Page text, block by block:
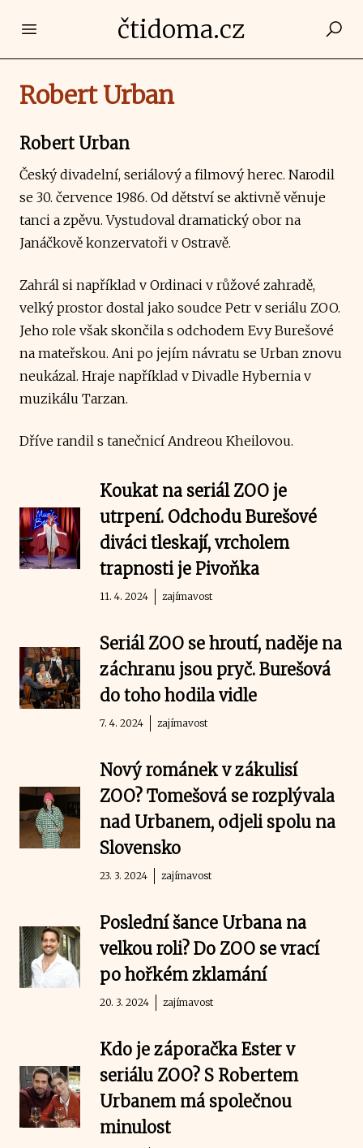
Open main menučtidoma.cz
Robert Urban
Robert Urban
Český divadelní, seriálový a filmový herec. Narodil
se 30. července 1986. Od dětství se aktivně věnuje
tanci a zpěvu. Vystudoval dramatický obor na
Janáčkově konzervatoři v Ostravě.
Zahrál si například v Ordinaci v růžové zahradě,
velký prostor dostal jako soudce Petr v seriálu ZOO.
Jeho role však skončila s odchodem Evy Burešové
na mateřskou. Ani po jejím návratu se Urban znovu
neukázal. Hraje například v Divadle Hybernia v
muzikálu Tarzan.
Dříve randil s tanečnicí Andreou Kheilovou.
Koukat na seriál ZOO je
utrpení. Odchodu Burešové
diváci tleskají, vrcholem
trapnosti je Pivoňka
11. 4. 2024 zajímavost
Seriál ZOO se hroutí, naděje na
záchranu jsou pryč. Burešová
do toho hodila vidle
7. 4. 2024 zajímavost
Nový románek v zákulisí
ZOO? Tomešová se rozplývala
nad Urbanem, odjeli spolu na
Slovensko
23. 3. 2024 zajímavost
Poslední šance Urbana na
velkou roli? Do ZOO se vrací
po hořkém zklamání
20. 3. 2024 zajímavost
Kdo je záporačka Ester v
seriálu ZOO? S Robertem
Urbanem má společnou
minulost